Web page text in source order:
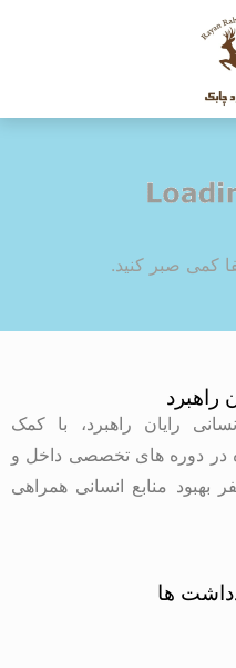
کمی صبر کنید.
راهبرد
رایان راهبرد، با کمک
در دوره های تخصصی داخل و
منابع انسانی همراهی
ها